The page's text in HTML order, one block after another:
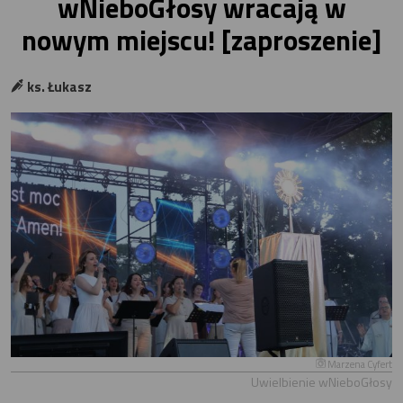
nowym miejscu! [zaproszenie]
ks. Łukasz
Marzena Cyfert
Uwielbienie wNieboGłosy